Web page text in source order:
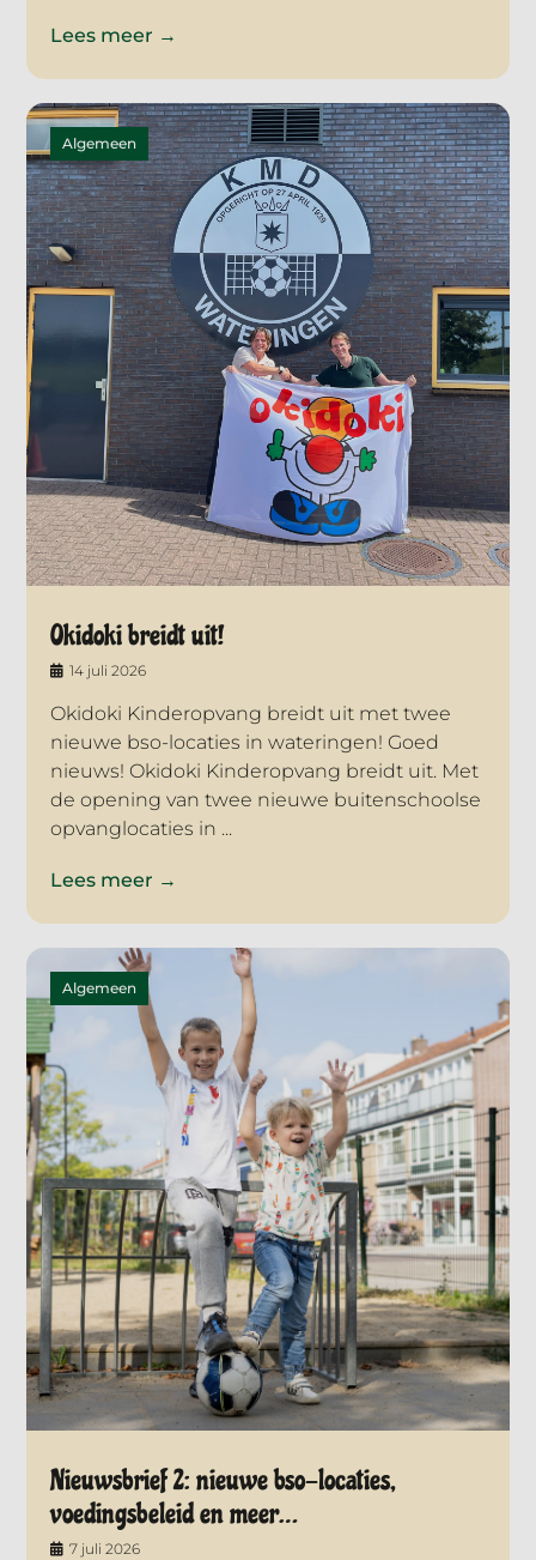
Lees meer →
Algemeen
Okidoki breidt uit!
14 juli 2026
Okidoki Kinderopvang breidt uit met twee
nieuwe bso-locaties in wateringen! Goed
nieuws! Okidoki Kinderopvang breidt uit. Met
de opening van twee nieuwe buitenschoolse
opvanglocaties in ...
Lees meer →
Algemeen
Nieuwsbrief 2: nieuwe bso-locaties,
voedingsbeleid en meer…
7 juli 2026